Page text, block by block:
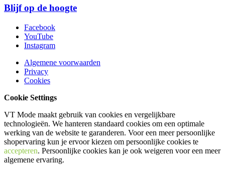
Blijf op de hoogte
Facebook
YouTube
Instagram
Algemene voorwaarden
Privacy
Cookies
Cookie Settings
VT Mode maakt gebruik van cookies en vergelijkbare
technologieën. We hanteren standaard cookies om een optimale
werking van de website te garanderen. Voor een meer persoonlijke
shopervaring kun je ervoor kiezen om persoonlijke cookies te
accepteren. Persoonlijke cookies kan je ook weigeren voor een meer
algemene ervaring.